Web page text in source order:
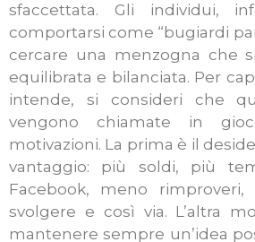
sfaccettata. Gli individui,
comportarsi come “bugiardi
cercare una menzogna che
equilibrata e bilanciata. Per
intende, si consideri che
vengono chiamate in
motivazioni. La prima è il
vantaggio: più soldi, più
Facebook, meno
svolgere e così via. L’altra
mantenere sempre un’idea